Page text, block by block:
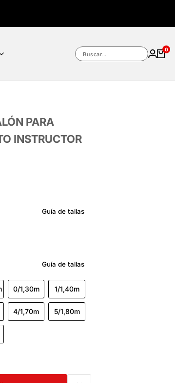
Buscar...
0
PARA
INSTRUCTOR
Guía de tallas
Guía de tallas
0/1,30m 1/1,40m
4/1,70m 5/1,80m